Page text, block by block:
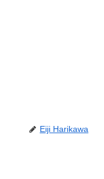
Eiji Harikawa